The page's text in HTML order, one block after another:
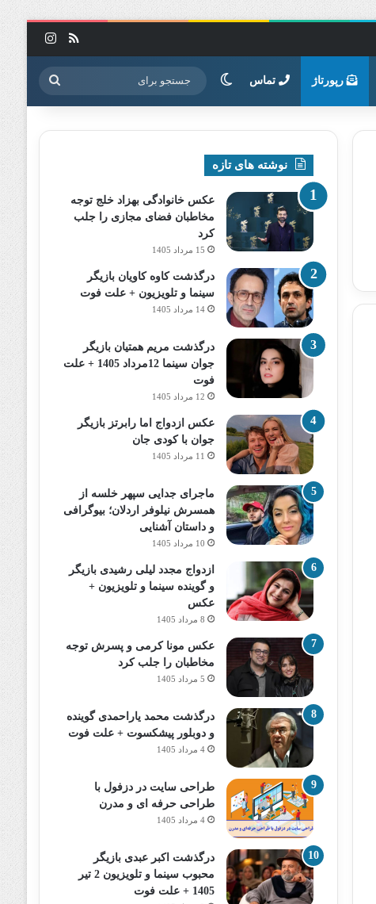
خوراک
رپورتاژ تماس تغییر پوسته جستجو
برای
نوشته های تازه
عکس خانوادگی بهزاد خلج توجه
مخاطبان فضای مجازی را جلب
کرد
15 مرداد 1405
درگذشت کاوه کاویان بازیگر
سینما و تلویزیون + علت فوت
14 مرداد 1405
درگذشت مریم همتیان بازیگر
جوان سینما 12مرداد 1405 + علت
فوت
12 مرداد 1405
عکس ازدواج اما رابرتز بازیگر
جوان با کودی جان
11 مرداد 1405
ماجرای جدایی سپهر خلسه از
همسرش نیلوفر اردلان؛ بیوگرافی
و داستان آشنایی
10 مرداد 1405
ازدواج مجدد لیلی رشیدی بازیگر
و گوینده سینما و تلویزیون +
عکس
8 مرداد 1405
عکس مونا کرمی و پسرش توجه
مخاطبان را جلب کرد
5 مرداد 1405
درگذشت محمد یاراحمدی گوینده
و دوبلور پیشکسوت + علت فوت
4 مرداد 1405
طراحی سایت در دزفول با
طراحی حرفه‌ ای و مدرن
4 مرداد 1405
درگذشت اکبر عبدی بازیگر
محبوب سینما و تلویزیون 2 تیر
1405 + علت فوت